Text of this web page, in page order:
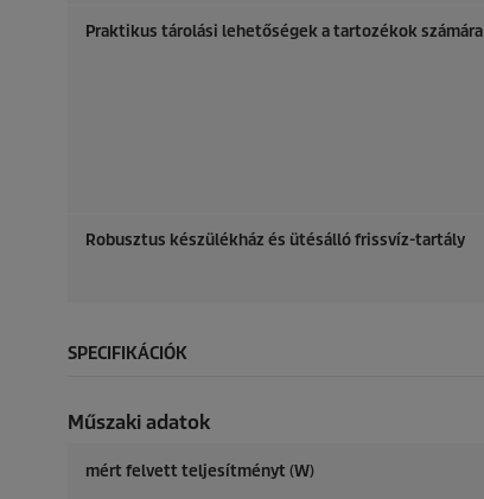
Praktikus tárolási lehetőségek a tartozékok számára
Robusztus készülékház és ütésálló frissvíz-tartály
SPECIFIKÁCIÓK
Műszaki adatok
mért felvett teljesítményt (W)